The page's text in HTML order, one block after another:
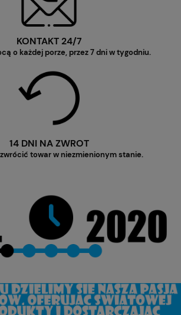
KONTAKT 24/7
o każdej porze, przez 7 dni w tygodniu.
14 DNI NA ZWROT
towar w niezmienionym stanie.